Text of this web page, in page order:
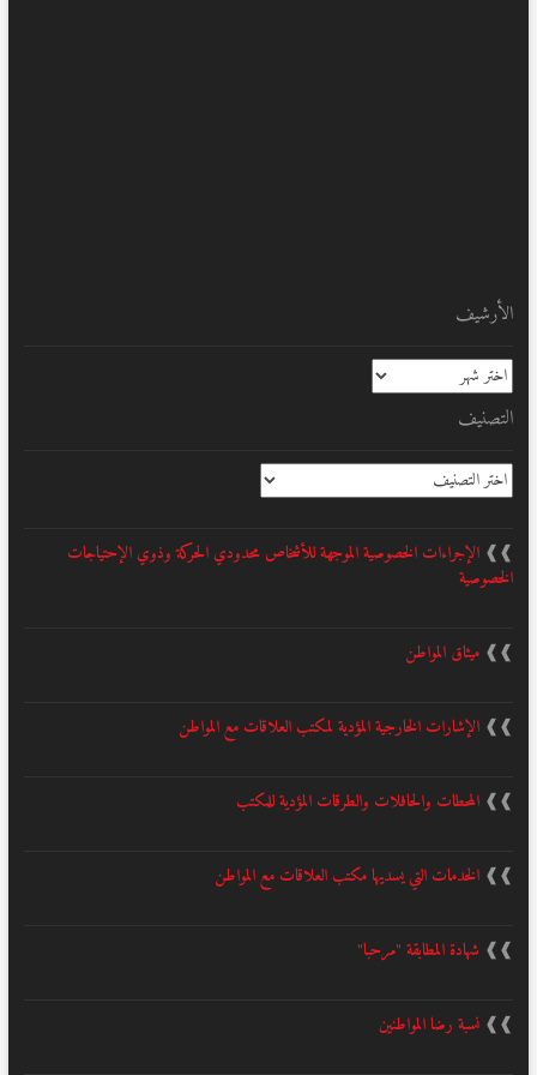
الأرشيف
الأرشيف
التصنيف
التصنيف
❱❱ الإجراءات الخصوصية الموجهة للأشخاص محدودي الحركة وذوي الإحتياجات
الخصوصية
❱❱ ميثاق المواطن
❱❱ الإشارات الخارجية المؤدية لمكتب العلاقات مع المواطن
❱❱ المحطات والحافلات والطرقات المؤدية للمكتب
❱❱ الخدمات التي يسديها مكتب العلاقات مع المواطن
❱❱ شهادة المطابقة "مرحبا"
❱❱ نسبة رضا المواطنين